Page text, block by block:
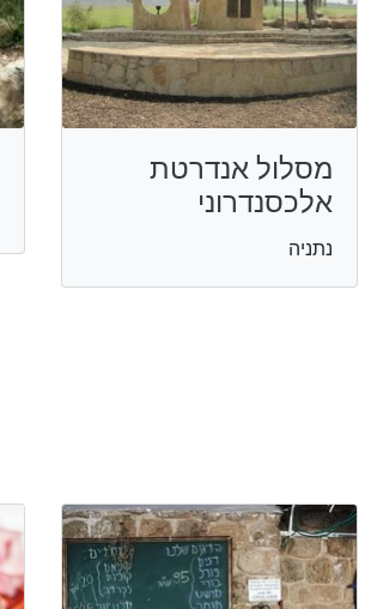
מסלול אנדרטת
אלכסנדרוני
נתניה